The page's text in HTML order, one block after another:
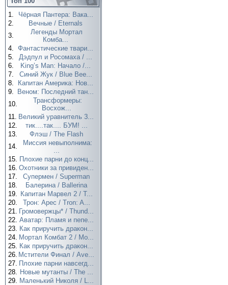
1.
Чёрная Пантера: Вака...
2.
Вечные / Eternals
3.
Легенды Мортал
Комба...
4. Фантастические твари...
5.
Дэдпул и Росомаха / ...
6.
King’s Man: Начало /...
7.
Синий Жук / Blue Bee...
8.
Капитан Америка: Нов...
9.
Веном: Последний тан...
10.
Трансформеры:
Восхож...
11. Великий уравнитель 3...
12.
тик....так.... БУМ! ...
13.
Флэш / The Flash
14.
Миссия невыполнима:
...
15. Плохие парни до конц...
16. Охотники за привиден...
17.
Супермен / Superman
18.
Балерина / Ballerina
19. Капитан Марвел 2 / T...
20.
Трон: Арес / Tron: A...
21. Громовержцы* / Thund...
22. Аватар: Пламя и пепе...
23. Как приручить дракон...
24. Мортал Комбат 2 / Mo...
25. Как приручить дракон...
26. Мстители Финал / Ave...
27. Плохие парни навсегд...
28. Новые мутанты / The ...
29. Маленький Николя / L...